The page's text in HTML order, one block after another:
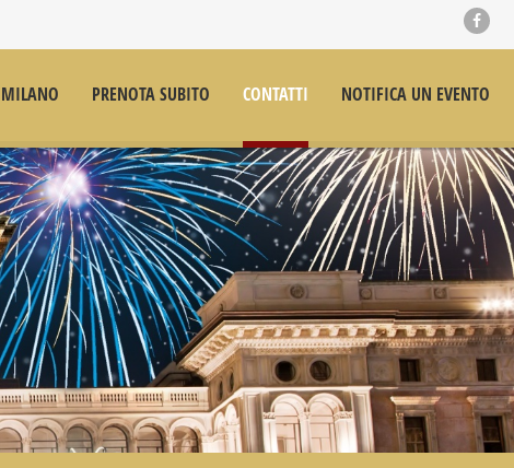
PRENOTA SUBITO CONTATTI NOTIFICA UN EVENTO